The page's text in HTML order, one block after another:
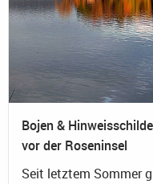
Bojen &
vor der Roseninsel
Seit letztem Sommer